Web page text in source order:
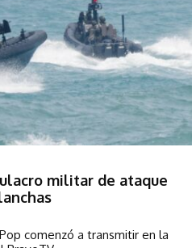
militar de ataque
comenzó a transmitir en la